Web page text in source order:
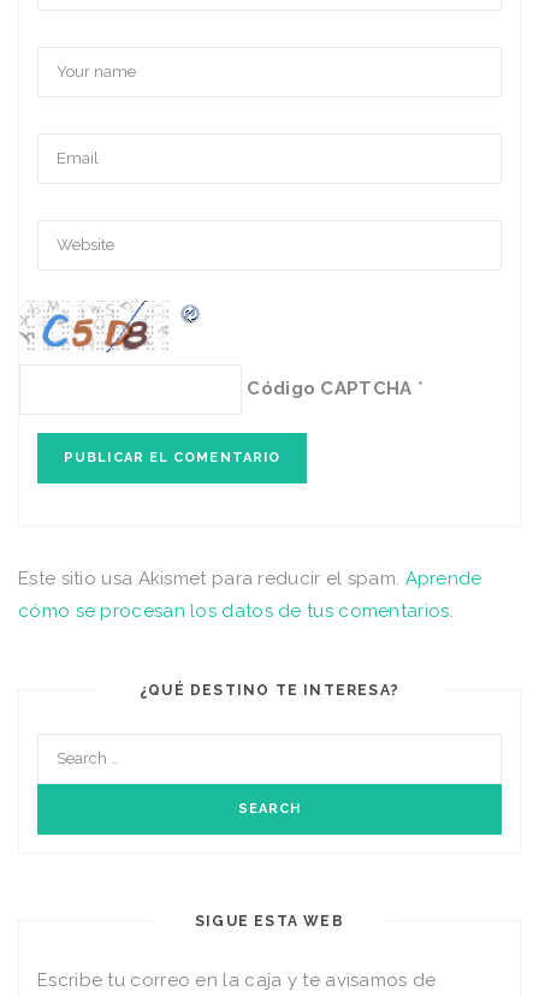
Código CAPTCHA *
Este sitio usa Akismet para reducir el spam. Aprende
cómo se procesan los datos de tus comentarios.
¿QUÉ DESTINO TE INTERESA?
SIGUE ESTA WEB
Escribe tu correo en la caja y te avisamos de